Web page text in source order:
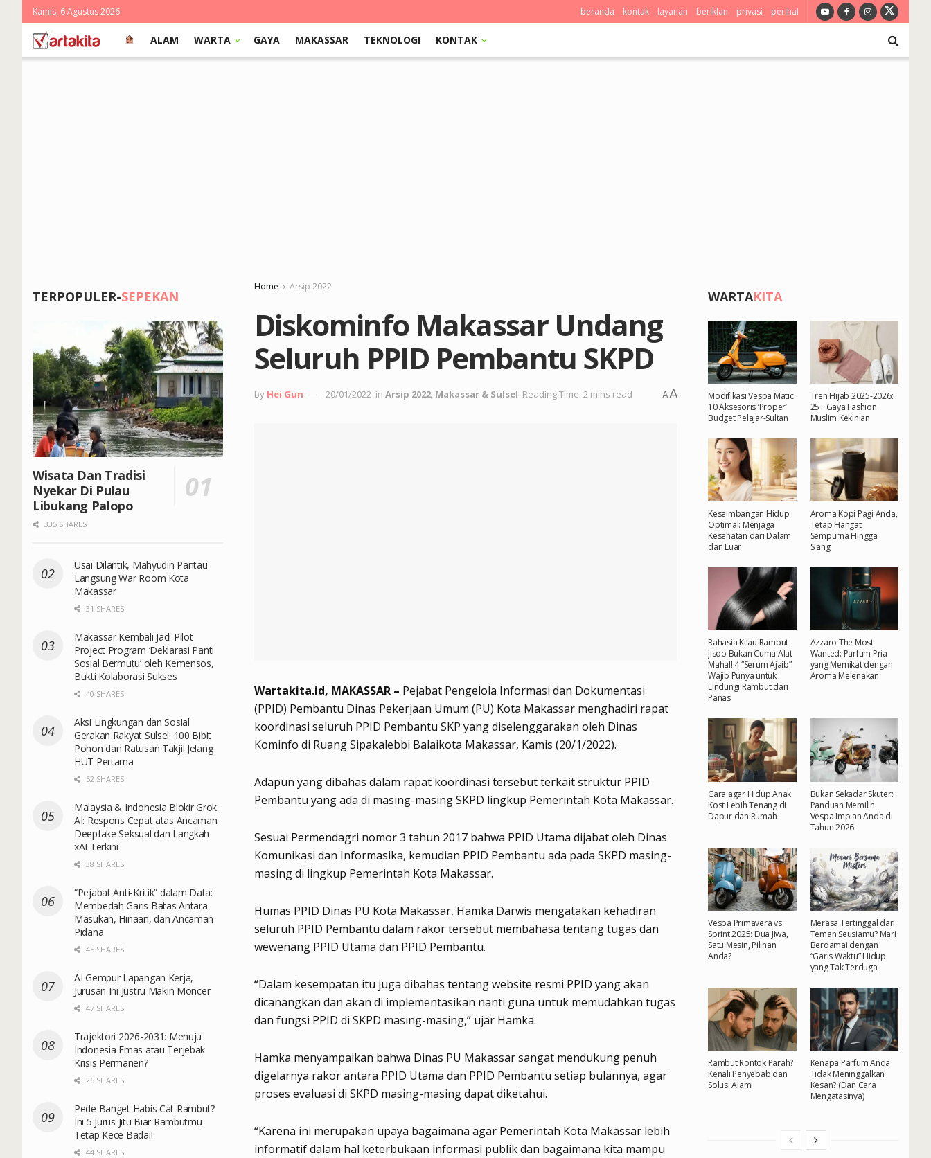
Kamis, 6 Agustus 2026 beranda kontak layanan beriklan privasi perihal
ALAM WARTA GAYA MAKASSAR TEKNOLOGI KONTAK
Home Arsip 2022
Diskominfo Makassar Undang
Seluruh PPID Pembantu SKPD
by Hei Gun 20/01/2022 in Arsip 2022, Makassar & Sulsel Reading Time: 2 mins read AA
Wartakita.id, MAKASSAR – Pejabat Pengelola Informasi dan Dokumentasi
(PPID) Pembantu Dinas Pekerjaan Umum (PU) Kota Makassar menghadiri rapat
koordinasi seluruh PPID Pembantu SKP yang diselenggarakan oleh Dinas
Kominfo di Ruang Sipakalebbi Balaikota Makassar, Kamis (20/1/2022).
Adapun yang dibahas dalam rapat koordinasi tersebut terkait struktur PPID
Pembantu yang ada di masing-masing SKPD lingkup Pemerintah Kota Makassar.
Sesuai Permendagri nomor 3 tahun 2017 bahwa PPID Utama dijabat oleh Dinas
Komunikasi dan Informasika, kemudian PPID Pembantu ada pada SKPD masing-
masing di lingkup Pemerintah Kota Makassar.
Humas PPID Dinas PU Kota Makassar, Hamka Darwis mengatakan kehadiran
seluruh PPID Pembantu dalam rakor tersebut membahasa tentang tugas dan
wewenang PPID Utama dan PPID Pembantu.
“Dalam kesempatan itu juga dibahas tentang website resmi PPID yang akan
dicanangkan dan akan di implementasikan nanti guna untuk memudahkan tugas
dan fungsi PPID di SKPD masing-masing,” ujar Hamka.
Hamka menyampaikan bahwa Dinas PU Makassar sangat mendukung penuh
digelarnya rakor antara PPID Utama dan PPID Pembantu setiap bulannya, agar
proses evaluasi di SKPD masing-masing dapat diketahui.
“Karena ini merupakan upaya bagaimana agar Pemerintah Kota Makassar lebih
informatif dalam hal keterbukaan informasi publik dan bagaimana kita mampu
TERPOPULER-SEPEKAN
Wisata Dan Tradisi
Nyekar Di Pulau
Libukang Palopo
335 SHARES
Usai Dilantik, Mahyudin Pantau
Langsung War Room Kota
Makassar
31 SHARES
Makassar Kembali Jadi Pilot
Project Program ‘Deklarasi Panti
Sosial Bermutu’ oleh Kemensos,
Bukti Kolaborasi Sukses
40 SHARES
Aksi Lingkungan dan Sosial
Gerakan Rakyat Sulsel: 100 Bibit
Pohon dan Ratusan Takjil Jelang
HUT Pertama
52 SHARES
Malaysia & Indonesia Blokir Grok
AI: Respons Cepat atas Ancaman
Deepfake Seksual dan Langkah
xAI Terkini
38 SHARES
“Pejabat Anti-Kritik” dalam Data:
Membedah Garis Batas Antara
Masukan, Hinaan, dan Ancaman
Pidana
45 SHARES
AI Gempur Lapangan Kerja,
Jurusan Ini Justru Makin Moncer
47 SHARES
Trajektori 2026-2031: Menuju
Indonesia Emas atau Terjebak
Krisis Permanen?
26 SHARES
Pede Banget Habis Cat Rambut?
Ini 5 Jurus Jitu Biar Rambutmu
Tetap Kece Badai!
44 SHARES
WARTAKITA
Modifikasi Vespa Matic:
10 Aksesoris ‘Proper’
Budget Pelajar-Sultan
Tren Hijab 2025-2026:
25+ Gaya Fashion
Muslim Kekinian
Keseimbangan Hidup
Optimal: Menjaga
Kesehatan dari Dalam
dan Luar
Aroma Kopi Pagi Anda,
Tetap Hangat
Sempurna Hingga
Siang
Rahasia Kilau Rambut
Jisoo Bukan Cuma Alat
Mahal! 4 “Serum Ajaib”
Wajib Punya untuk
Lindungi Rambut dari
Panas
Azzaro The Most
Wanted: Parfum Pria
yang Memikat dengan
Aroma Melenakan
Cara agar Hidup Anak
Kost Lebih Tenang di
Dapur dan Rumah
Bukan Sekadar Skuter:
Panduan Memilih
Vespa Impian Anda di
Tahun 2026
Vespa Primavera vs.
Sprint 2025: Dua Jiwa,
Satu Mesin, Pilihan
Anda?
Merasa Tertinggal dari
Teman Seusiamu? Mari
Berdamai dengan
“Garis Waktu” Hidup
yang Tak Terduga
Rambut Rontok Parah?
Kenali Penyebab dan
Solusi Alami
Kenapa Parfum Anda
Tidak Meninggalkan
Kesan? (Dan Cara
Mengatasinya)